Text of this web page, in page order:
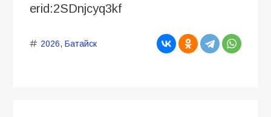
erid:2SDnjcyq3kf
2026, Батайск